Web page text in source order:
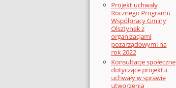
Projekt uchwały
Rocznego Programu
Współpracy Gminy
Olsztynek z
organizacjami
pozarządowymi na
rok 2022
Konsultacje społeczne
dotyczące projektu
uchwały w sprawie
utworzenia